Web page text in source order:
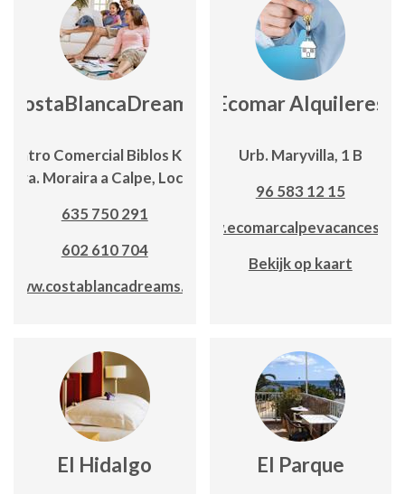
CostaBlancaDreams
Centro Comercial Biblos Km 1,
Ctra. Moraira a Calpe, Local 6
635 750 291
602 610 704
www.costablancadreams.eu
Ecomar Alquileres
Urb. Maryvilla, 1 B
96 583 12 15
Bekijk op kaart
El Hidalgo El Parque